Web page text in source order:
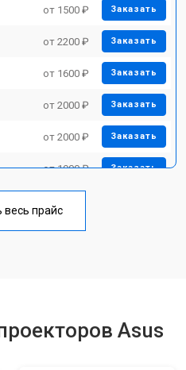
от 1500 ₽ Заказать
от 2200 ₽ Заказать
от 1600 ₽ Заказать
от 2000 ₽ Заказать
от 2000 ₽ Заказать
от 1900 ₽ Заказать
весь прайс
Asus